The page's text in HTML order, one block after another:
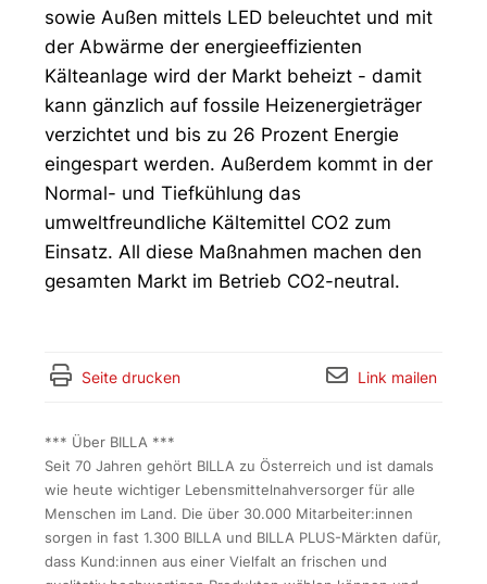
sowie Außen mittels LED beleuchtet und mit
der Abwärme der energieeffizienten
Kälteanlage wird der Markt beheizt - damit
kann gänzlich auf fossile Heizenergieträger
verzichtet und bis zu 26 Prozent Energie
eingespart werden. Außerdem kommt in der
Normal- und Tiefkühlung das
umweltfreundliche Kältemittel CO2 zum
Einsatz. All diese Maßnahmen machen den
gesamten Markt im Betrieb CO2-neutral.
Seite drucken Link mailen
*** Über BILLA ***
Seit 70 Jahren gehört BILLA zu Österreich und ist damals
wie heute wichtiger Lebensmittelnahversorger für alle
Menschen im Land. Die über 30.000 Mitarbeiter:innen
sorgen in fast 1.300 BILLA und BILLA PLUS-Märkten dafür,
dass Kund:innen aus einer Vielfalt an frischen und